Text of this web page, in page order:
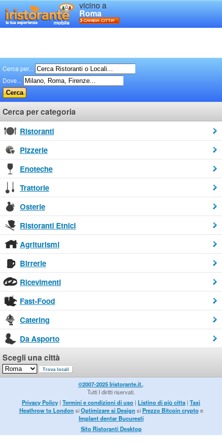
vicino a
Roma
Cerca per...
Dove...
Cerca per categoria
Ristoranti
Pizzerie
Enoteche
Trattorie
Osterie
Ristoranti Etnici
Agriturismi
Birrerie
Ricevimenti
Fast-Food
Catering
Da Asporto
Scegli una città
©2007-2025 Iristorante.it..
Tutti I diritti riservati.
Privacy Policy | Termini e condizioni di uso | Listino di più citta | Taxi
Heathrow to London siOptimizare si Design siPrezzo Bitcoin cryptoe
Implant dentar Bucuresti
Sito Ristoranti Desktop